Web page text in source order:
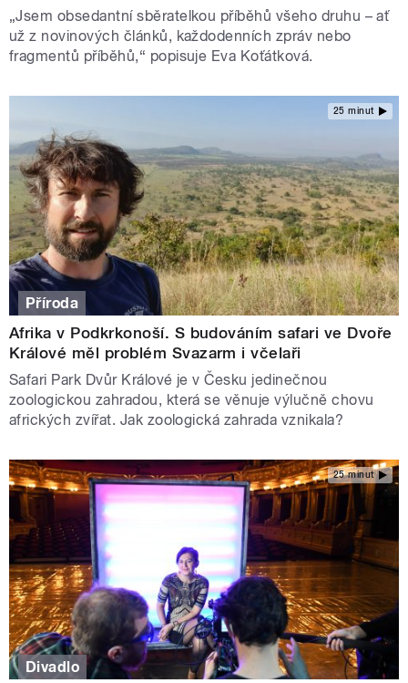
„Jsem obsedantní sběratelkou příběhů všeho druhu – ať
už z novinových článků, každodenních zpráv nebo
fragmentů příběhů,“ popisuje Eva Koťátková.
25 minut
Příroda
Afrika v Podkrkonoší. S budováním safari ve Dvoře
Králové měl problém Svazarm i včelaři
Safari Park Dvůr Králové je v Česku jedinečnou
zoologickou zahradou, která se věnuje výlučně chovu
afrických zvířat. Jak zoologická zahrada vznikala?
25 minut
Divadlo